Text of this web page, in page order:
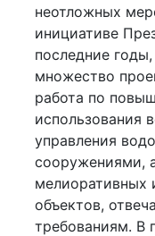
неотложных
инициативе
последние
множество
работа по
использования
управления
сооружениями,
мелиоративных
объектов,
требованиям. В